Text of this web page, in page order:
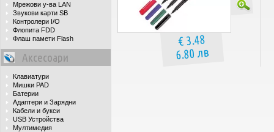
Мрежови у-ва LAN
Звукови карти SB
Контролери I/O
Флопита FDD
Флаш памети Flash
Аксесоари
Клавиатури
Мишки PAD
Батерии
Адаптери и Зарядни
Кабели и букси
USB Устройства
Мултимедия
€ 3.48
6.80 лв